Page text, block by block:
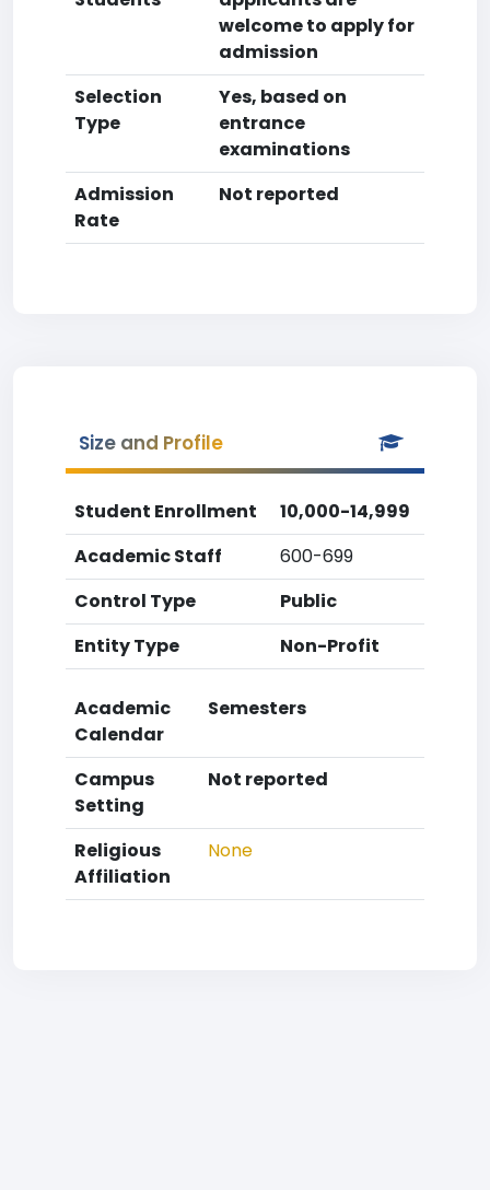
welcome to apply for
admission
Selection
Type
Yes, based on
entrance
examinations
Admission
Rate
Not reported
Size and Profile
Student Enrollment
10,000-14,999
Academic Staff
600-699
Control Type
Public
Entity Type
Non-Profit
Academic
Calendar
Semesters
Campus
Setting
Not reported
Religious
Affiliation
None